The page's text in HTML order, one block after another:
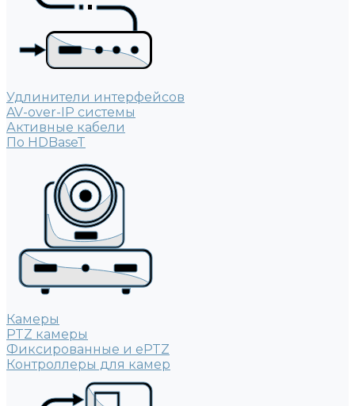
Удлинители интерфейсов
AV-over-IP системы
Активные кабели
По HDBaseT
Камеры
PTZ камеры
Фиксированные и ePTZ
Контроллеры для камер